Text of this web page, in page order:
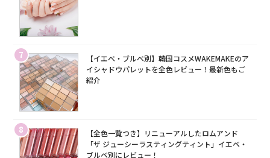
7
【イエベ・ブルベ別】韓国コスメWAKEMAKEのア
イシャドウパレットを全色レビュー！最新色もご
紹介
8
【全色一覧つき】リニューアルしたロムアンド
「ザ ジューシーラスティングティント」イエベ・
ブルベ別にレビュー！